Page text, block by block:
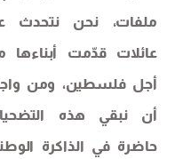
ملفات، نحن نتحدث عن
عائلات قدّمت أبناءها من
أجل فلسطين، ومن واجبنا
أن نبقي هذه التضحيات
حاضرة في الذاكرة الوطنية